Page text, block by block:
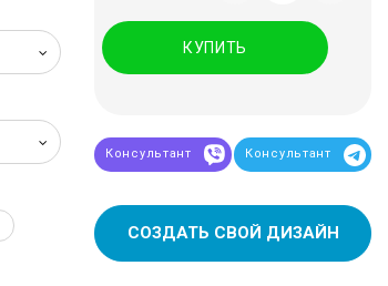
КУПИТЬ
Консультант Консультант
СОЗДАТЬ СВОЙ ДИЗАЙН